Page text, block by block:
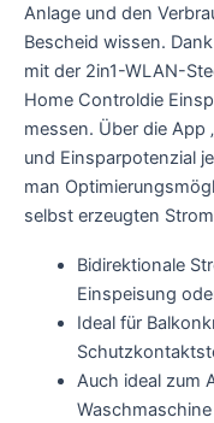
Anlage und den
Bescheid wissen.
mit der 2in1-WLAN-
Home Controldie
messen. Über die App
und Einsparpotenzial
man
selbst erzeugten
Bidirektionale
Einspeisung
Ideal für
Auch ideal zum